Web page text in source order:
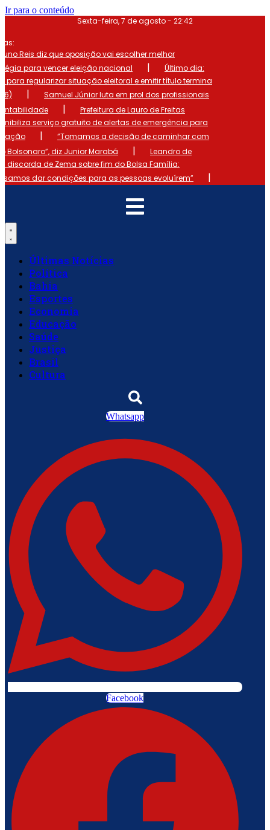
Ir para o conteúdo
Sexta-feira, 7 de agosto - 22:42
Reis diz que oposição vai escolher melhor
para vencer eleição nacional
|
Último dia:
para regularizar situação eleitoral e emitir título termina
|
Samuel Júnior luta em prol dos profissionais
|
Prefeitura de Lauro de Freitas
serviço gratuito de alertas de emergência para
|
“Tomamos a decisão de caminhar com
Bolsonaro”, diz Junior Marabá
|
Leandro de
discorda de Zema sobre fim do Bolsa Família:
dar condições para as pessoas evoluírem”
|
Últimas Notícias
Política
Bahia
Esportes
Economia
Educação
Saúde
Justiça
Brasil
Cultura
Whatsapp
Facebook